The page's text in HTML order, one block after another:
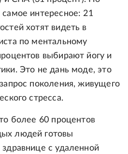
интересное: 21
хотят видеть в
по ментальному
выбирают йогу и
Это не дань моде, это
поколения, живущего
стресса.
более 60 процентов
людей готовы
с удаленной